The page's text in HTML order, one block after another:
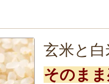
玄米と
そのま